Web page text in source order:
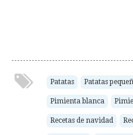
Patatas Patatas
Pimienta blanca
Recetas de navidad